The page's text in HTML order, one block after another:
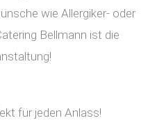
wie Allergiker- oder
Bellmann ist die
für jeden Anlass!